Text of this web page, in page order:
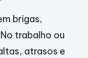
brigas,
trabalho ou
atrasos e